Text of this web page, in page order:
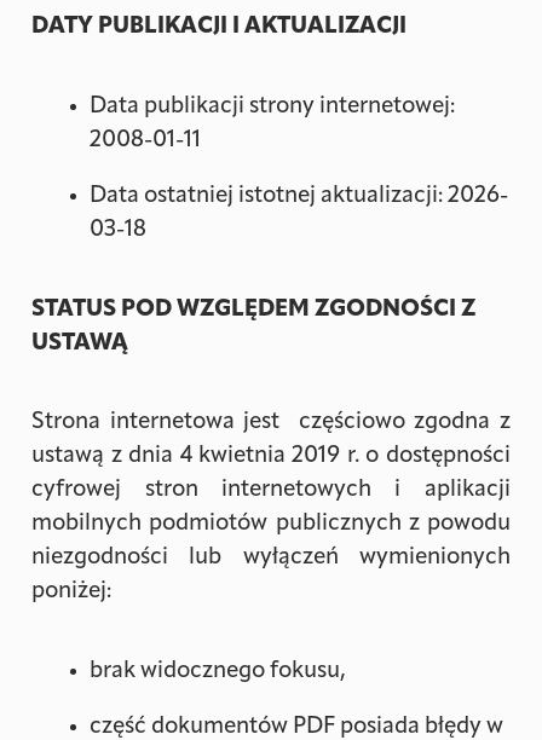
DATY PUBLIKACJI I AKTUALIZACJI
Data publikacji strony internetowej:
2008-01-11
Data ostatniej istotnej aktualizacji: 2026-
03-18
STATUS POD WZGLĘDEM ZGODNOŚCI Z
USTAWĄ
Strona internetowa jest częściowo zgodna z
ustawą z dnia 4 kwietnia 2019 r. o dostępności
cyfrowej stron internetowych i aplikacji
mobilnych podmiotów publicznych z powodu
niezgodności lub wyłączeń wymienionych
poniżej:
brak widocznego fokusu,
część dokumentów PDF posiada błędy w